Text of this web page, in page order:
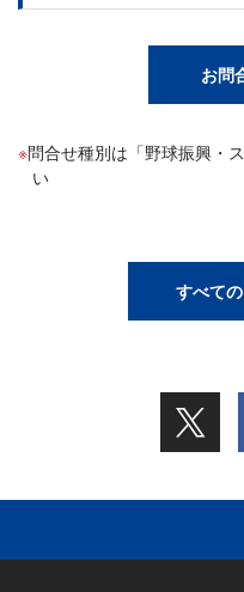
お問
問合せ種別は「野球振興・
い
すべて